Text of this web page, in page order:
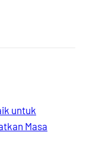
untuk
Masa